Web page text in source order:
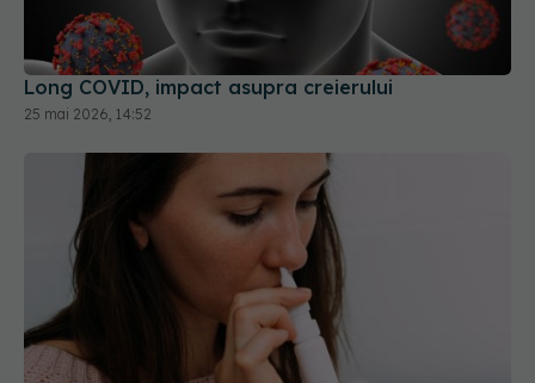
Long COVID, impact asupra creierului
25 mai 2026, 14:52